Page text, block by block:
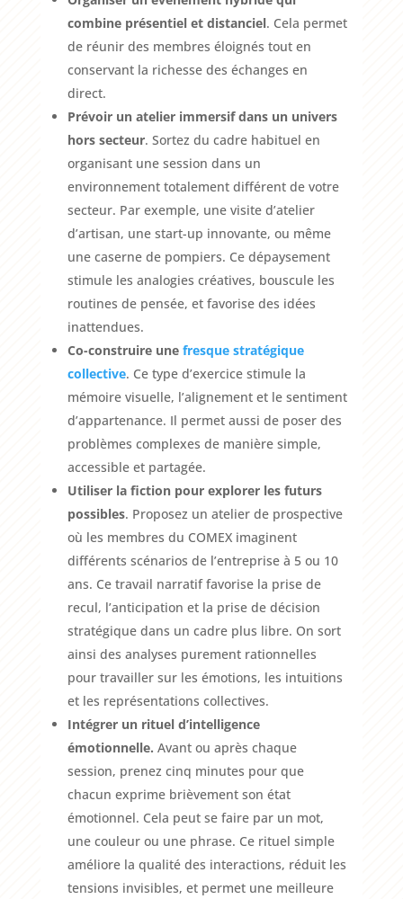
combine présentiel et distanciel. Cela permet
de réunir des membres éloignés tout en
conservant la richesse des échanges en
direct.
Prévoir un atelier immersif dans un univers
hors secteur. Sortez du cadre habituel en
organisant une session dans un
environnement totalement différent de votre
secteur. Par exemple, une visite d’atelier
d’artisan, une start-up innovante, ou même
une caserne de pompiers. Ce dépaysement
stimule les analogies créatives, bouscule les
routines de pensée, et favorise des idées
inattendues.
Co-construire une fresque stratégique
collective. Ce type d’exercice stimule la
mémoire visuelle, l’alignement et le sentiment
d’appartenance. Il permet aussi de poser des
problèmes complexes de manière simple,
accessible et partagée.
Utiliser la fiction pour explorer les futurs
possibles. Proposez un atelier de prospective
où les membres du COMEX imaginent
différents scénarios de l’entreprise à 5 ou 10
ans. Ce travail narratif favorise la prise de
recul, l’anticipation et la prise de décision
stratégique dans un cadre plus libre. On sort
ainsi des analyses purement rationnelles
pour travailler sur les émotions, les intuitions
et les représentations collectives.
Intégrer un rituel d’intelligence
émotionnelle. Avant ou après chaque
session, prenez cinq minutes pour que
chacun exprime brièvement son état
émotionnel. Cela peut se faire par un mot,
une couleur ou une phrase. Ce rituel simple
améliore la qualité des interactions, réduit les
tensions invisibles, et permet une meilleure